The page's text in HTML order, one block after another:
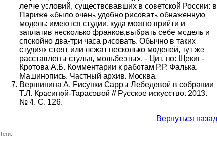
легче условий, существовавших в советской России: в
Париже «было очень удобно рисовать обнаженную
модель: имеются студии, куда можно прийти и,
заплатив несколько франков,выбрать себе модель и
спокойно два-три часа рисовать. Обычно в таких
студиях стоят или лежат несколько моделей, тут же
расставлены стулья, мольберты». - Цит. по: Щекин-
Кротова А.В. Комментарии к работам Р.Р. Фалька.
Машинопись. Частный архив. Москва.
Вершинина А. Рисунки Сарры Лебедевой в собрании
Т.Л. Красиной-Тарасовой // Русское искусство. 2013.
№ 4. С. 126.
Вернуться назад
Теги: